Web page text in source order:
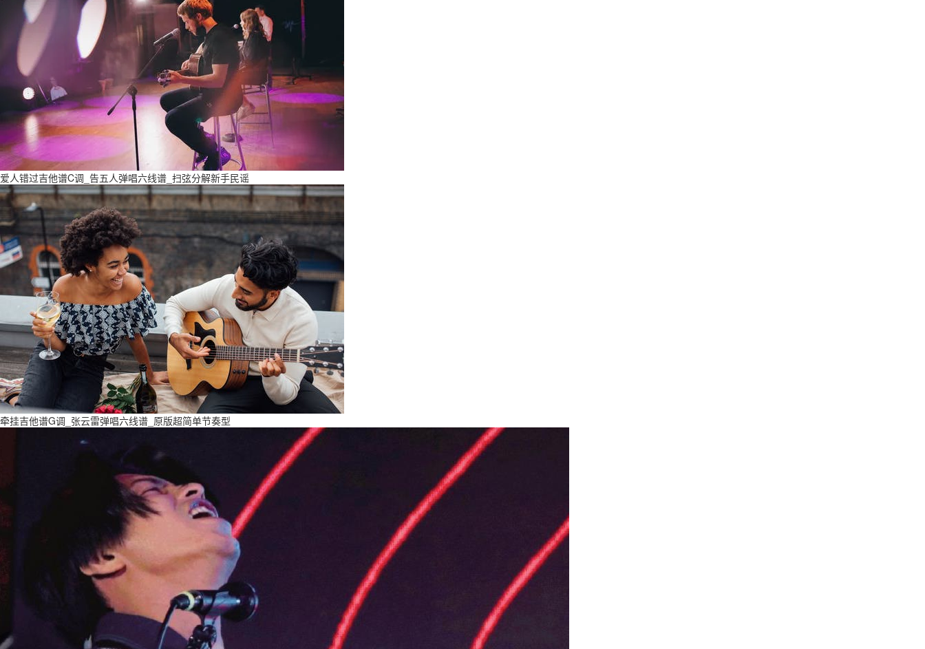
爱人错过吉他谱C调_告五人弹唱六线谱_扫弦分解新手民谣
牵挂吉他谱G调_张云雷弹唱六线谱_原版超简单节奏型